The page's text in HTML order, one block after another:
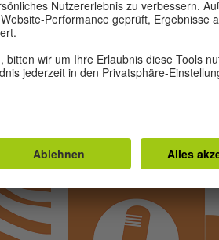
sieht eigentlich das Leben in
Podcast spannende
Deutschland vorstellen können.